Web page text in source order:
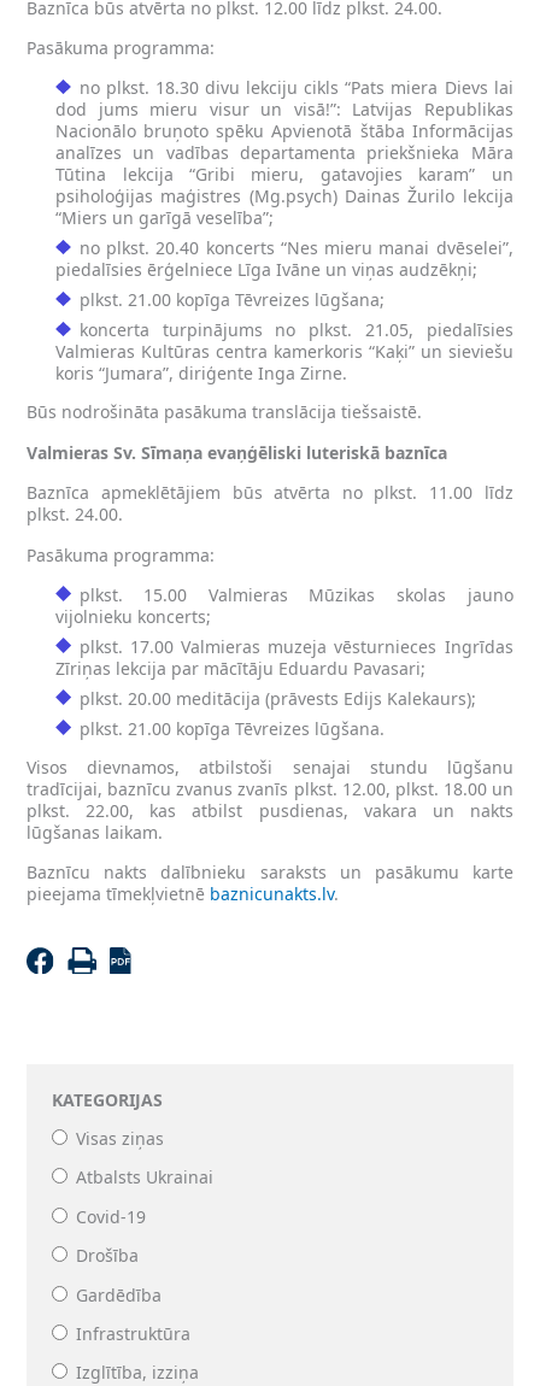
KATEGORIJAS
Visas ziņas
Atbalsts Ukrainai
Covid-19
Drošība
Gardēdība
Infrastruktūra
Izglītība, izziņa
Baznīca būs atvērta no plkst. 12.00 līdz plkst. 24.00.
Pasākuma programma:
no plkst. 18.30 divu lekciju cikls “Pats miera Dievs lai
dod jums mieru visur un visā!”: Latvijas Republikas
Nacionālo bruņoto spēku Apvienotā štāba Informācijas
analīzes un vadības departamenta priekšnieka Māra
Tūtina lekcija “Gribi mieru, gatavojies karam” un
psiholoģijas maģistres (Mg.psych) Dainas Žurilo lekcija
“Miers un garīgā veselība”;
no plkst. 20.40 koncerts “Nes mieru manai dvēselei”,
piedalīsies ērģelniece Līga Ivāne un viņas audzēkņi;
plkst. 21.00 kopīga Tēvreizes lūgšana;
koncerta turpinājums no plkst. 21.05, piedalīsies
Valmieras Kultūras centra kamerkoris “Kaķi” un sieviešu
koris “Jumara”, diriģente Inga Zirne.
Būs nodrošināta pasākuma translācija tiešsaistē.
Valmieras Sv. Sīmaņa evaņģēliski luteriskā baznīca
Baznīca apmeklētājiem būs atvērta no plkst. 11.00 līdz
plkst. 24.00.
Pasākuma programma:
plkst. 15.00 Valmieras Mūzikas skolas jauno
vijolnieku koncerts;
plkst. 17.00 Valmieras muzeja vēsturnieces Ingrīdas
Zīriņas lekcija par mācītāju Eduardu Pavasari;
plkst. 20.00 meditācija (prāvests Edijs Kalekaurs);
plkst. 21.00 kopīga Tēvreizes lūgšana.
Visos dievnamos, atbilstoši senajai stundu lūgšanu
tradīcijai, baznīcu zvanus zvanīs plkst. 12.00, plkst. 18.00 un
plkst. 22.00, kas atbilst pusdienas, vakara un nakts
lūgšanas laikam.
Baznīcu nakts dalībnieku saraksts un pasākumu karte
pieejama tīmekļvietnē baznicunakts.lv.